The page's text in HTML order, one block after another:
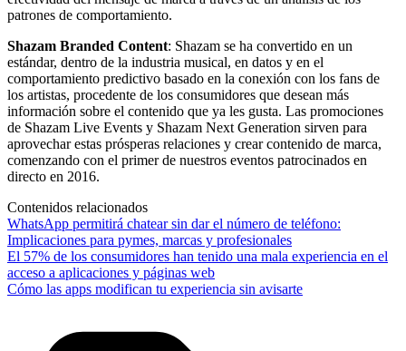
patrones de comportamiento.
Shazam Branded Content: Shazam se ha convertido en un
estándar, dentro de la industria musical, en datos y en el
comportamiento predictivo basado en la conexión con los fans de
los artistas, procedente de los consumidores que desean más
información sobre el contenido que ya les gusta. Las promociones
de Shazam Live Events y Shazam Next Generation sirven para
aprovechar estas prósperas relaciones y crear contenido de marca,
comenzando con el primer de nuestros eventos patrocinados en
directo en 2016.
Contenidos relacionados
WhatsApp permitirá chatear sin dar el número de teléfono:
Implicaciones para pymes, marcas y profesionales
El 57% de los consumidores han tenido una mala experiencia en el
acceso a aplicaciones y páginas web
Cómo las apps modifican tu experiencia sin avisarte